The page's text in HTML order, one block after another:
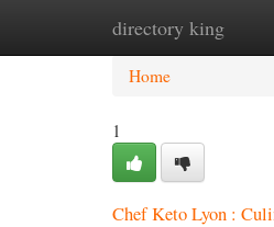
directory king
Home New
Home
1
Chef Keto Lyon :